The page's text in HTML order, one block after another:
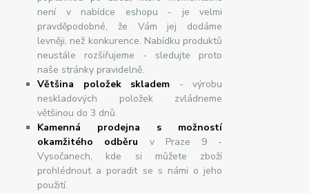
není v nabídce eshopu - je velmi
pravděpodobné, že Vám jej dodáme
levněji, než konkurence. Nabídku produktů
neustále rozšiřujeme - sledujte proto
naše stránky pravidelně.
Většina položek skladem - výrobu
neskladových položek zvládneme
většinou do 3 dnů.
Kamenná prodejna s možností
okamžitého odběru v Praze 9 -
Vysočanech, kde si můžete zboží
prohlédnout a poradit se s námi o jeho
použití.